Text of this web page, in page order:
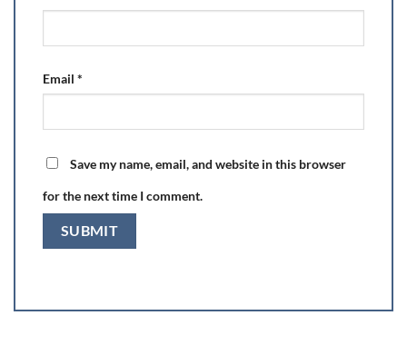
Email *
Save my name, email, and website in this browser
for the next time I comment.